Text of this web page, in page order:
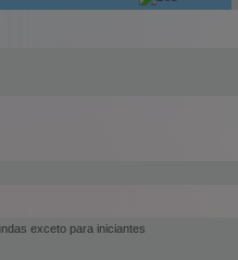
exceto para iniciantes